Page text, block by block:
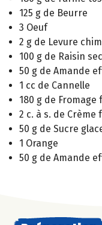
125 g de Beurre
3 Oeuf
2 g de Levure
100 g de Raisin sec
50 g de Amande
1 cc de Cannelle
180 g de Fromage
2 c. à s. de Crème
50 g de Sucre
1 Orange
50 g de Amande